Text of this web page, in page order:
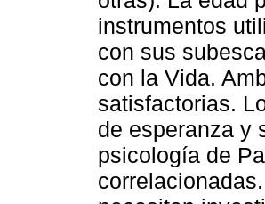
instrumentos
con sus
con la Vida.
satisfactorias.
de esperanza y
psicología de